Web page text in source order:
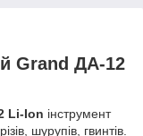
Grand ДА-12
Li-Ion інструмент
шурупів, гвинтів.